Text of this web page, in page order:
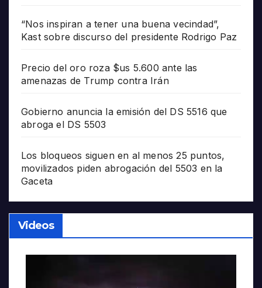
“Nos inspiran a tener una buena vecindad”,
Kast sobre discurso del presidente Rodrigo Paz
Precio del oro roza $us 5.600 ante las
amenazas de Trump contra Irán
Gobierno anuncia la emisión del DS 5516 que
abroga el DS 5503
Los bloqueos siguen en al menos 25 puntos,
movilizados piden abrogación del 5503 en la
Gaceta
Videos